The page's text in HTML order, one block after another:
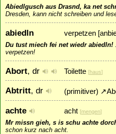
Abiedlgusch aus Drasnd, ka net
Dresden, kann nicht schreiben und
abiedln verpetzen
Du tust miech fei net wiedr abiedln!
verpetzen!
Abort, dr Toilette [haus]
Abtritt, dr (primitiver) ↗
achte acht [mengen]
Mr missn gieh, s is schu achte
schon kurz nach acht.